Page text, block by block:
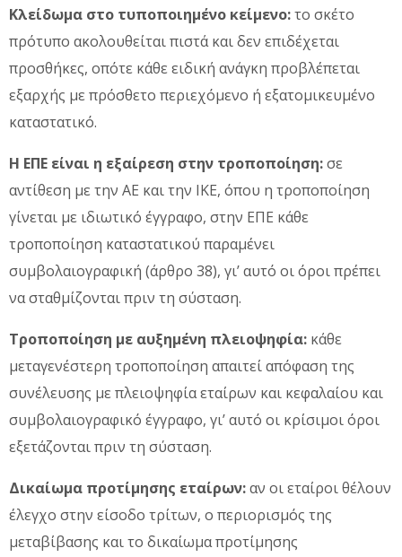
Κλείδωμα στο τυποποιημένο κείμενο:το σκέτο
πρότυπο ακολουθείται πιστά και δεν επιδέχεται
προσθήκες, οπότε κάθε ειδική ανάγκη προβλέπεται
εξαρχής με πρόσθετο περιεχόμενο ή εξατομικευμένο
καταστατικό.
Η ΕΠΕ είναι η εξαίρεση στην τροποποίηση:σε
αντίθεση με την ΑΕ και την ΙΚΕ, όπου η τροποποίηση
γίνεται με ιδιωτικό έγγραφο, στην ΕΠΕ κάθε
τροποποίηση καταστατικού παραμένει
συμβολαιογραφική (άρθρο 38), γι’ αυτό οι όροι πρέπει
να σταθμίζονται πριν τη σύσταση.
Τροποποίηση με αυξημένη πλειοψηφία: κάθε
μεταγενέστερη τροποποίηση απαιτεί απόφαση της
συνέλευσης με πλειοψηφία εταίρων και κεφαλαίου και
συμβολαιογραφικό έγγραφο, γι’ αυτό οι κρίσιμοι όροι
εξετάζονται πριν τη σύσταση.
Δικαίωμα προτίμησης εταίρων:αν οι εταίροι θέλουν
έλεγχο στην είσοδο τρίτων, ο περιορισμός της
μεταβίβασης και το δικαίωμα προτίμησης